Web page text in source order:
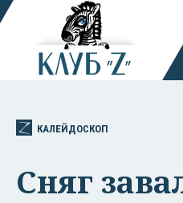
КАЛЕЙДОСКОП
Сняг